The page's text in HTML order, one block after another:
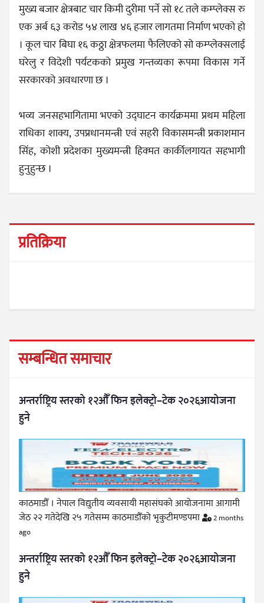
मुख्य बजार क्षेत्रबाट चार किमी दुरीमा पर्ने सो १८ तले कम्प्लेक्स रु
एक अर्ब ६३ करोड ५४ लाख ४६ हजार लागतमा निर्माण भएको हो
। कूल चार बिघा १६ कठ्ठा क्षेत्रफलमा फैलिएको सो कम्प्लेक्सलाई
घरेलु र विदेशी पर्यटकको प्रमुख गन्तव्यका रूपमा विकास गर्ने
सरकारको अवधारणा छ ।
भव्य जनसहभागितामा भएको उद्घाटन कार्यक्रममा प्रथम महिला
राधिका शाक्य, उपप्रधानमन्त्री एवं सहरी विकासमन्त्री प्रकाशमान
सिंह, कोशी प्रदेशका मुख्यमन्त्री हिक्मत कार्कीलगायत सहभागी
हुनुहुन्छ ।
प्रतिक्रिया
सम्बन्धित समाचार
अन्तर्राष्ट्रिय स्तरको १२औँ फिन इलेक्ट्रो–टेक २०२६आयोजना
हुने
काठमाडौँ । नेपाल विद्युतीय व्यवसायी महासंघको आयोजनामा आगामी
जेठ २२ गतेदेखि २५ गतेसम्म काठमाडौँको भृकुटीमण्डपमा
2 months
ago
अन्तर्राष्ट्रिय स्तरको १२औँ फिन इलेक्ट्रो–टेक २०२६आयोजना
हुने